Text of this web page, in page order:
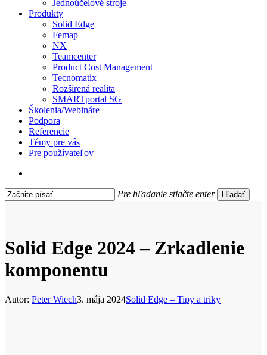
Jednoúčelové stroje
Produkty
Solid Edge
Femap
NX
Teamcenter
Product Cost Management
Tecnomatix
Rozšírená realita
SMARTportal SG
Školenia/Webináre
Podpora
Referencie
Témy pre vás
Pre používateľov
Pre hľadanie stlačte enter Hľadať
Solid Edge 2024 – Zrkadlenie
komponentu
Autor: Peter Wiech3. mája 2024Solid Edge – Tipy a triky